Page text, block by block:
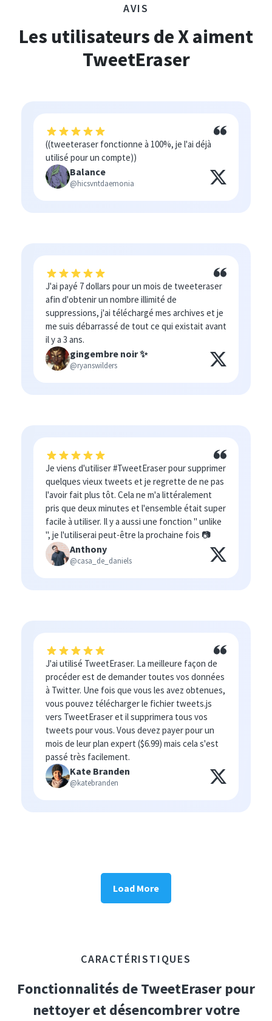
AVIS
Les utilisateurs de X aiment
TweetEraser
((tweeteraser fonctionne à 100%, je l'ai déjà
utilisé pour un compte))
Balance
@hicsvntdaemonia
J'ai payé 7 dollars pour un mois de tweeteraser
afin d'obtenir un nombre illimité de
suppressions, j'ai téléchargé mes archives et je
me suis débarrassé de tout ce qui existait avant
il y a 3 ans.
gingembre noir ✨
@ryanswilders
Je viens d'utiliser #TweetEraser pour supprimer
quelques vieux tweets et je regrette de ne pas
l'avoir fait plus tôt. Cela ne m'a littéralement
pris que deux minutes et l'ensemble était super
facile à utiliser. Il y a aussi une fonction " unlike
", je l'utiliserai peut-être la prochaine fois 📷
Anthony
@casa_de_daniels
J'ai utilisé TweetEraser. La meilleure façon de
procéder est de demander toutes vos données
à Twitter. Une fois que vous les avez obtenues,
vous pouvez télécharger le fichier tweets.js
vers TweetEraser et il supprimera tous vos
tweets pour vous. Vous devez payer pour un
mois de leur plan expert ($6.99) mais cela s'est
passé très facilement.
Kate Branden
@katebranden
Load More
CARACTÉRISTIQUES
Fonctionnalités de TweetEraser pour
nettoyer et désencombrer votre